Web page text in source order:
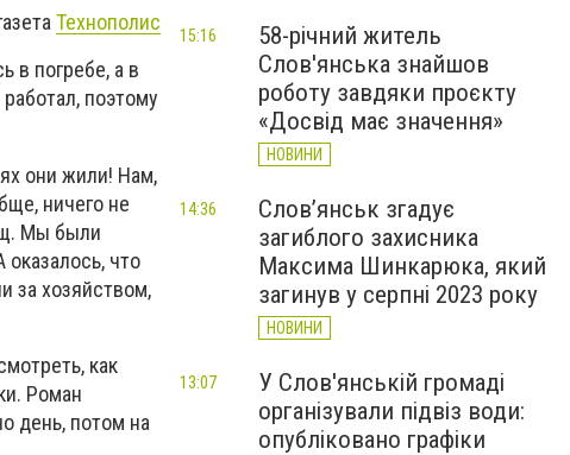
Технополис
в погребе, а в
поэтому
они жили! Нам,
ничего не
Мы были
что
за хозяйством,
как
Роман
день, потом на
58-річний житель
Слов'янська знайшов
роботу завдяки проєкту
«Досвід має значення»
НОВИНИ
15:16
Слов’янськ згадує
загиблого захисника
Максима Шинкарюка, який
загинув у серпні 2023 року
НОВИНИ
14:36
У Слов'янській громаді
організували підвіз води:
опубліковано графіки
13:07